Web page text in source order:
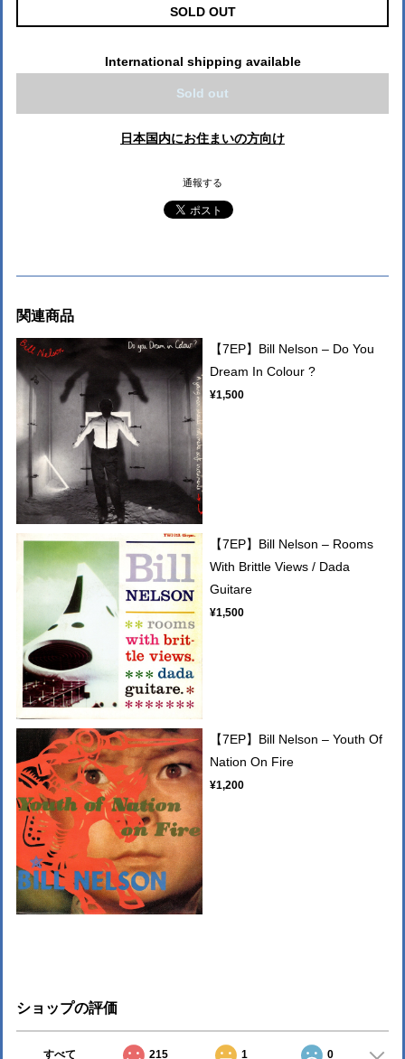
SOLD OUT
International shipping available
Sold out
日本国内にお住まいの方向け
通報する
関連商品
【7EP】Bill Nelson – Do You
Dream In Colour ?
¥1,500
【7EP】Bill Nelson – Rooms
With Brittle Views / Dada
Guitare
¥1,500
【7EP】Bill Nelson – Youth Of
Nation On Fire
¥1,200
ショップの評価
すべて 215 1 0